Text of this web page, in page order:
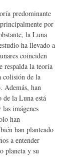
predominante
por
la Luna
ha llevado a
coinciden
respalda la teoría
colisión de la
Además, han
de la Luna está
imágenes
han
han planteado
a entender
planeta y su